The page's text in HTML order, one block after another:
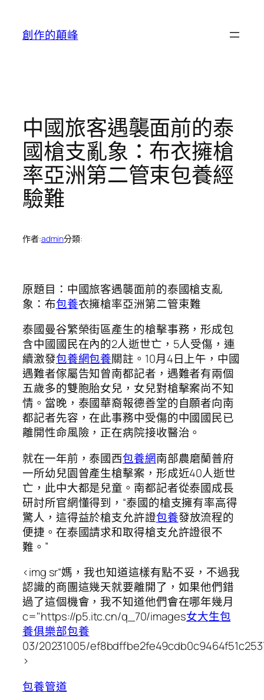
創作的顛峰
中國旅客遇襲面前的泰
國槍支亂象：布衣擁槍
率亞洲第二管束包養經
驗難
作者:admin分類:
原題目：中國旅客遇襲面前的泰國槍支亂
象：布包養衣擁槍率亞洲第二管束難
泰國曼谷繁榮街區產生的槍擊事務，形成包
含中國國民在內的2人逝世亡，5人受傷，連
續激發包養網包養關註。10月4日上午，中國
遇難者傢屬告知曾南都記者，遇難者有兩個
五歲多的雙胞胎女兒，女兒對槍擊案尚不知
情。當晚，泰國華裔報德善堂的自願者向南
都記者先容，在此事務中受傷的中國國民已
離開性命風險，正在病院接收醫治。
就在一年前，泰國西包養網南部農磨蘭普府
一所幼兒園曾產生槍擊案，形成近40人逝世
亡，此中大都是兒童。南都記者從泰國成長
研討所官網懂得到，“泰國的槍支擁有率高得
驚人，這得益於槍支允許證包養發放流程的
便捷。在泰國請求和取得槍支允許證很不
難。”
<img sr“媽，我也知道這樣有點不妥，不過我
認識的商團這幾天就要離開了，如果他們錯
過了這個機會，我不知道他們會在哪年幾月
c="https://p5.itc.cn/q_70/images女大生包
養俱樂部包養
03/20231005/
>
包養管道